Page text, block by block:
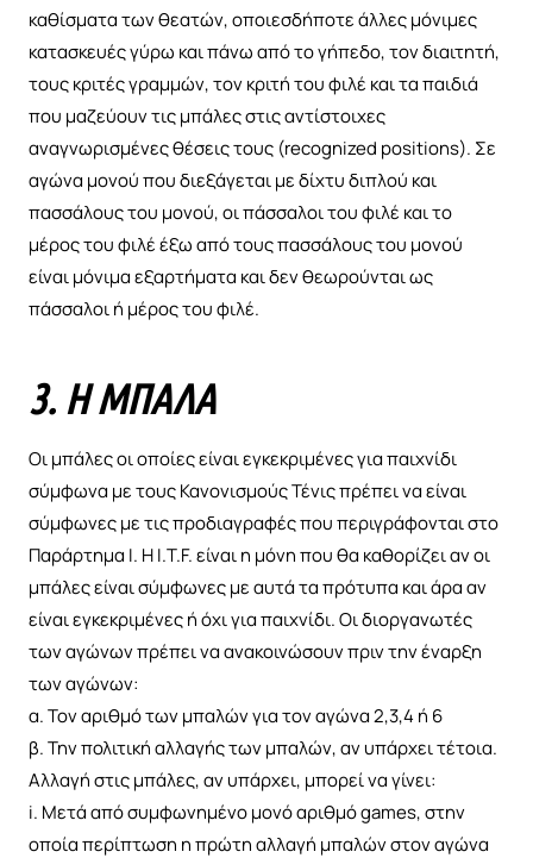
καθίσματα των θεατών, οποιεσδήποτε άλλες μόνιμες
κατασκευές γύρω και πάνω από το γήπεδο, τον διαιτητή,
τους κριτές γραμμών, τον κριτή του φιλέ και τα παιδιά
που μαζεύουν τις μπάλες στις αντίστοιχες
αναγνωρισμένες θέσεις τους (recognized positions). Σε
αγώνα μονού που διεξάγεται με δίχτυ διπλού και
πασσάλους του μονού, οι πάσσαλοι του φιλέ και το
μέρος του φιλέ έξω από τους πασσάλους του μονού
είναι μόνιμα εξαρτήματα και δεν θεωρούνται ως
πάσσαλοι ή μέρος του φιλέ.
3. Η ΜΠΆΛΑ
Οι μπάλες οι οποίες είναι εγκεκριμένες για παιχνίδι
σύμφωνα με τους Κανονισμούς Τένις πρέπει να είναι
σύμφωνες με τις προδιαγραφές που περιγράφονται στο
Παράρτημα Ι. Η I.T.F. είναι η μόνη που θα καθορίζει αν οι
μπάλες είναι σύμφωνες με αυτά τα πρότυπα και άρα αν
είναι εγκεκριμένες ή όχι για παιχνίδι. Οι διοργανωτές
των αγώνων πρέπει να ανακοινώσουν πριν την έναρξη
των αγώνων:
α. Τον αριθμό των μπαλών για τον αγώνα 2,3,4 ή 6
β. Την πολιτική αλλαγής των μπαλών, αν υπάρχει τέτοια.
Αλλαγή στις μπάλες, αν υπάρχει, μπορεί να γίνει:
i. Μετά από συμφωνημένο μονό αριθμό games, στην
οποία περίπτωση η πρώτη αλλαγή μπαλών στον αγώνα